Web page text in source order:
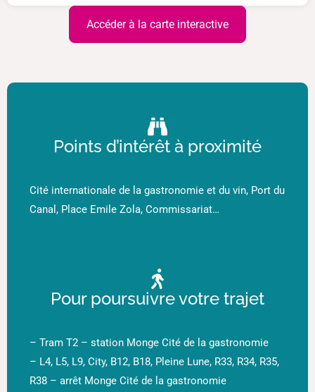
Accéder à la carte interactive
Points d’intérêt à proximité
Cité internationale de la gastronomie et du vin, Port du
Canal, Place Emile Zola, Commissariat…
Pour poursuivre votre trajet
– Tram T2 – station Monge Cité de la gastronomie
– L4, L5, L9, City, B12, B18, Pleine Lune, R33, R34, R35,
R38 – arrêt Monge Cité de la gastronomie